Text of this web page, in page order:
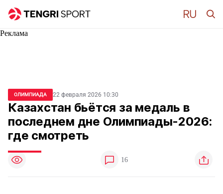
Реклама
ОЛИМПИАДА 22 февраля 2026 10:30
Казахстан бьётся за медаль в
последнем дне Олимпиады-2026:
где смотреть
16